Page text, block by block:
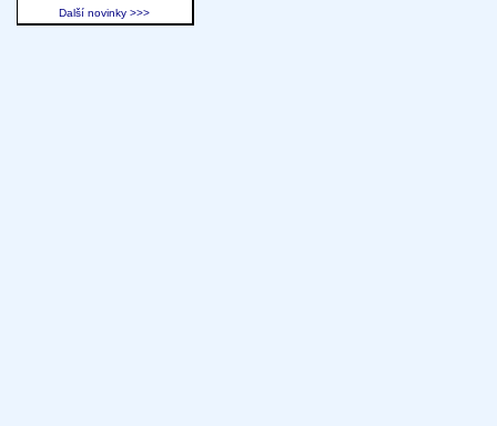
Další novinky >>>